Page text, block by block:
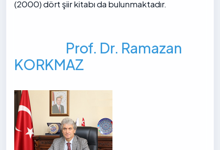
(2000) dört şiir kitabı da bulunmaktadır.
Prof. Dr. Ramazan
KORKMAZ